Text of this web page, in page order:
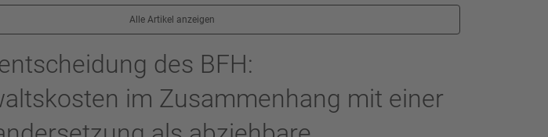
Alle Artikel anzeigen
des BFH:
im Zusammenhang mit einer